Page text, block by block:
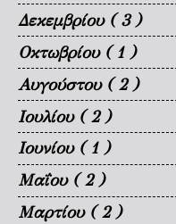
Δεκεμβρίου ( 3 )
Οκτωβρίου ( 1 )
Αυγούστου ( 2 )
Ιουλίου ( 2 )
Ιουνίου ( 1 )
Μαΐου ( 2 )
Μαρτίου ( 2 )